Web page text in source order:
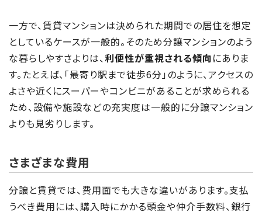
一方で、賃貸マンションは決められた期間での居住を想定
としているケースが一般的。そのため分譲マンションのよう
な暮らしやすさよりは、利便性が重視される傾向にありま
す。たとえば、「最寄り駅まで徒歩6分」のように、アクセスの
よさや近くにスーパーやコンビニがあることが求められる
ため、設備や施設などの充実度は一般的に分譲マンション
よりも見劣りします。
さまざまな費用
分譲と賃貸では、費用面でも大きな違いがあります。支払
うべき費用には、購入時にかかる頭金や仲介手数料、銀行